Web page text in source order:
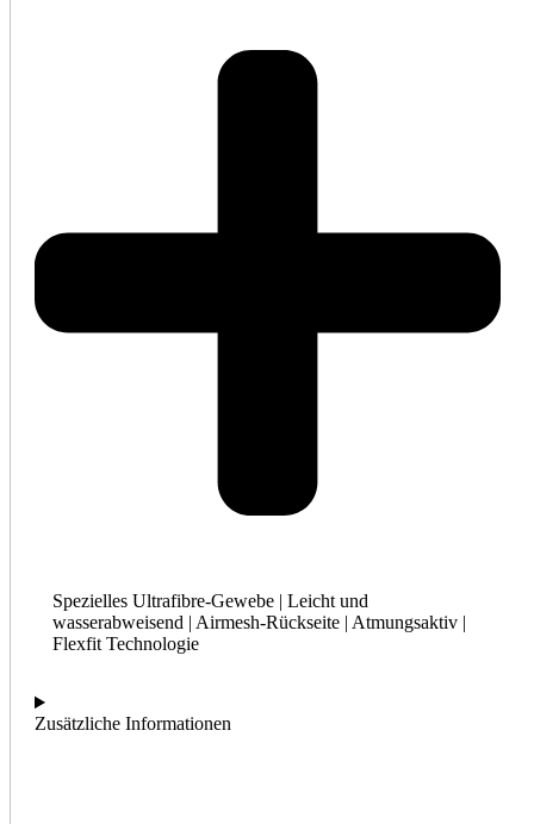
Spezielles Ultrafibre-Gewebe | Leicht und
wasserabweisend | Airmesh-Rückseite | Atmungsaktiv |
Flexfit Technologie
Zusätzliche Informationen